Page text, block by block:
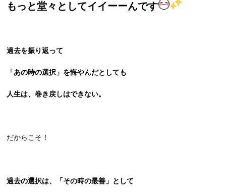
もっと堂々と してイイーーんです
過去を振り返って
「あの時の選択」 を悔やんだとしても
人生は、巻き戻しはできない。
だからこそ！
過去の選択は、「その時の最善」として